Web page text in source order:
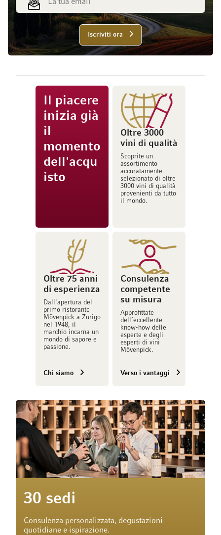
Iscriviti ora
Il piacere
inizia già
il
momento
dell'acqu
isto
Oltre 3000
vini di qualità
Scoprite un
assortimento
accuratamente
selezionato di oltre
3000 vini di qualità
provenienti da tutto
il mondo.
Oltre 75 anni
di esperienza
Dall'apertura del
primo ristorante
Mövenpick a Zurigo
nel 1948, il
marchio incarna un
mondo di sapore e
passione.
Chi siamo
Consulenza
competente
su misura
Approfittate
dell’eccellente
know-how delle
esperte e degli
esperti di vini
Mövenpick.
Verso i vantaggi
30 sedi
Consulenza personalizzata, degustazioni
quotidiane e ispirazione.